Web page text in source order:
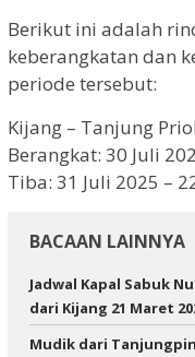
Berikut ini adalah
keberangkatan dan
periode tersebut:
Kijang – Tanjung
Berangkat: 30 Juli
Tiba: 31 Juli 2025 –
BACAAN LAINNYA
Jadwal Kapal Sabuk
dari Kijang 21 Maret
Mudik dari